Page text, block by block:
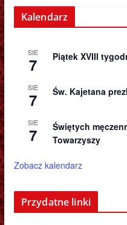
Kalendarz
SIE
7 Piątek XVIII
SIE
7 Św. Kajetana
SIE
7
Świętych
Towarzyszy
Zobacz kalendarz
Przydatne linki